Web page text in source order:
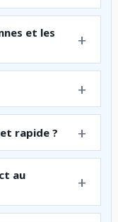
et les
rapide ?
au